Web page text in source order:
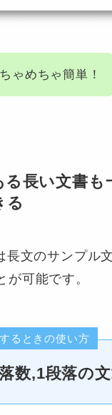
ゃめちゃ簡単！
長い文書も
る
長文のサンプル
が可能です。
るときの使い方
数,1段落の